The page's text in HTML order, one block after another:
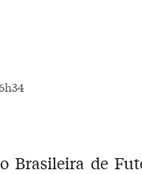
Brasileira de